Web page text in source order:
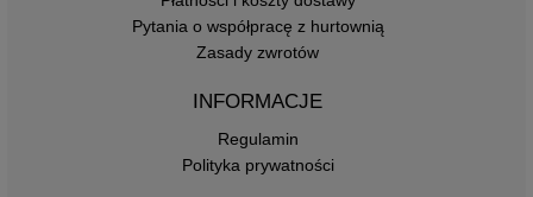
Pytania o współpracę z hurtownią
Zasady zwrotów
INFORMACJE
Regulamin
Polityka prywatności